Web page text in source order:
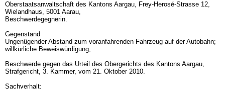
Oberstaatsanwaltschaft des Kantons Aargau, Frey-Herosé-Strasse 12,
Wielandhaus, 5001 Aarau,
Beschwerdegegnerin.
Gegenstand
Ungenügender Abstand zum voranfahrenden Fahrzeug auf der Autobahn;
willkürliche Beweiswürdigung,
Beschwerde gegen das Urteil des Obergerichts des Kantons Aargau,
Strafgericht, 3. Kammer, vom 21. Oktober 2010.
Sachverhalt: